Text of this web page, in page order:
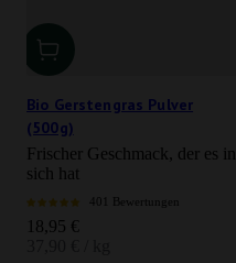
Bio Gerstengras Pulver
(500g)
Frischer Geschmack, der es in
sich hat
401 Bewertungen
Angebot
18,95 €